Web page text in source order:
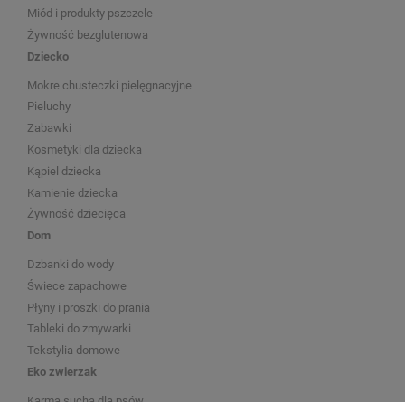
Miód i produkty pszczele
Żywność bezglutenowa
Dziecko
Mokre chusteczki pielęgnacyjne
Pieluchy
Zabawki
Kosmetyki dla dziecka
Kąpiel dziecka
Kamienie dziecka
Żywność dziecięca
Dom
Dzbanki do wody
Świece zapachowe
Płyny i proszki do prania
Tableki do zmywarki
Tekstylia domowe
Eko zwierzak